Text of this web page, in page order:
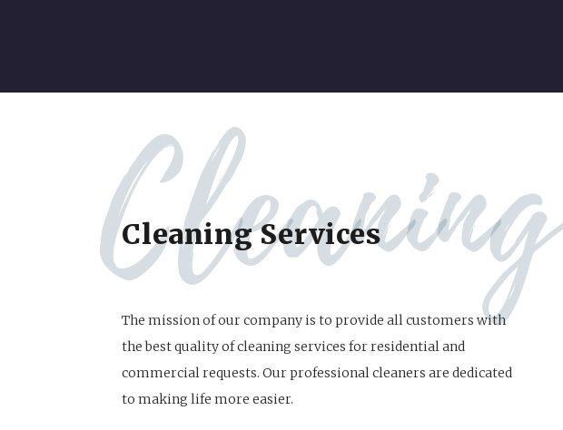
Cleaning
Cleaning Services
The mission of our company is to provide all customers with
the best quality of cleaning services for residential and
commercial requests. Our professional cleaners are dedicated
to making life more easier.